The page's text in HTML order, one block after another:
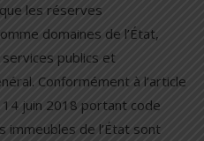
les réserves
domaines de l’État,
services publics et
Conformément à l’article
juin 2018 portant code
immeubles de l’État sont